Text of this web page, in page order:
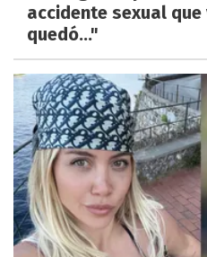
accidente sexual que
quedó..."